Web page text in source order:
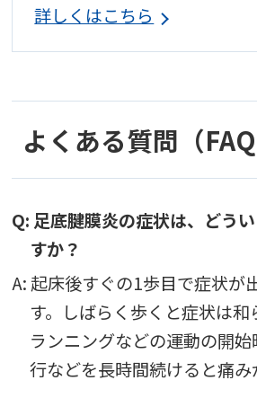
詳しくはこちら
よくある質問（FAQ
Q: 足底腱膜炎の症状は、どう
すか？
A: 起床後すぐの1歩目で症状が
す。しばらく歩くと症状は和
ランニングなどの運動の開
行などを長時間続けると痛み